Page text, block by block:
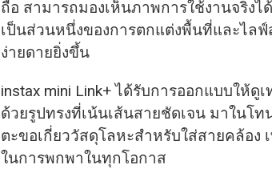
ถือ สามารถมองเห็นภาพการใช้งานจริง
เป็นส่วนหนึ่งของการตกแต่งพื้นที่และไล
ง่ายดายยิ่งขึ้น
instax mini Link+ ได้รับการออกแบบให้
ด้วยรูปทรงที่เน้นเส้นสายชัดเจน มาในโ
ตะขอเกี่ยววัสดุโลหะสำหรับใส่สายคล้อง
ในการพกพาในทุกโอกาส